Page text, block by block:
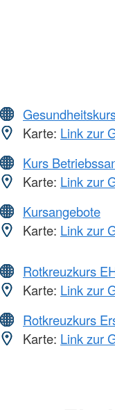
Karte: Link zur
Kurs
Karte: Link zur
Kursangebote
Karte: Link zur
Rotkreuzkurs
Karte: Link zur
Rotkreuzkurs
Karte: Link zur